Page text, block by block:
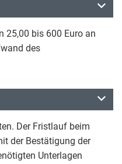
25,00 bis 600 Euro an
des
Der Fristlauf beim
der Bestätigung der
Unterlagen